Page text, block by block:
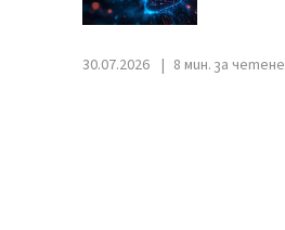
30.07.2026 8 мин. за четене